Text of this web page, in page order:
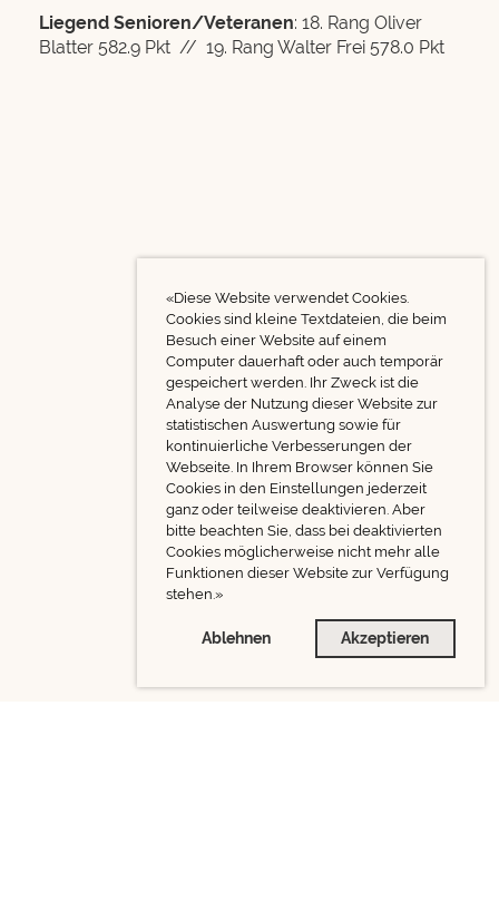
«Diese Website verwendet Cookies.
Cookies sind kleine Textdateien, die beim
Besuch einer Website auf einem
Computer dauerhaft oder auch temporär
gespeichert werden. Ihr Zweck ist die
Analyse der Nutzung dieser Website zur
statistischen Auswertung sowie für
kontinuierliche Verbesserungen der
Webseite. In Ihrem Browser können Sie
Cookies in den Einstellungen jederzeit
ganz oder teilweise deaktivieren. Aber
bitte beachten Sie, dass bei deaktivierten
Cookies möglicherweise nicht mehr alle
Funktionen dieser Website zur Verfügung
stehen.»
Ablehnen Akzeptieren
Liegend Senioren/Veteranen: 18. Rang Oliver
Blatter 582.9 Pkt // 19. Rang Walter Frei 578.0 Pkt